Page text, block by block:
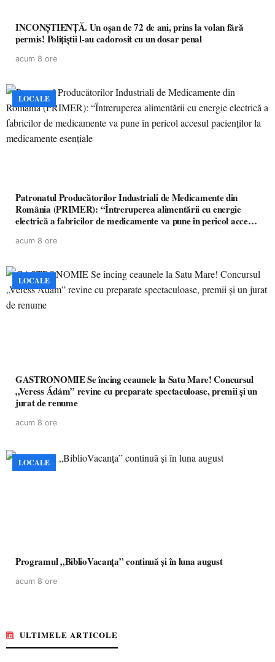
INCONȘTIENȚĂ. Un oșan de 72 de ani, prins la volan fără
permis! Polițiștii l-au cadorosit cu un dosar penal
acum 8 ore
LOCALE
Patronatul Producătorilor Industriali de Medicamente din
România (PRIMER): “Întreruperea alimentării cu energie
electrică a fabricilor de medicamente va pune în pericol accesul
acum 8 ore
LOCALE
GASTRONOMIE Se încing ceaunele la Satu Mare! Concursul
„Veress Ádám” revine cu preparate spectaculoase, premii și un
jurat de renume
acum 8 ore
LOCALE
Programul „BiblioVacanța” continuă și în luna august
acum 8 ore
ULTIMELE ARTICOLE